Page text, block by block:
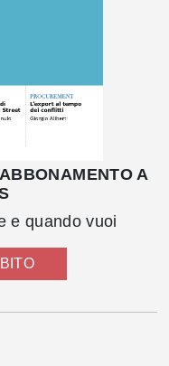
A
e quando vuoi